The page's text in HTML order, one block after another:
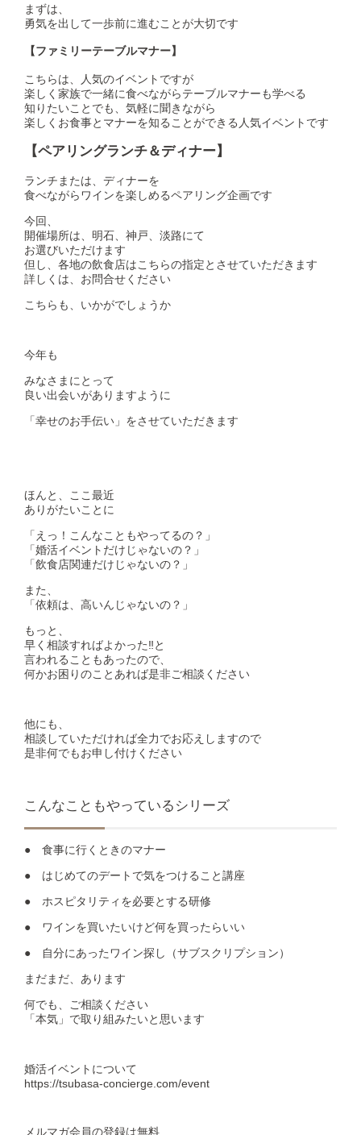
まずは、
勇気を出して一歩前に進むことが大切です
【ファミリーテーブルマナー】
こちらは、人気のイベントですが
楽しく家族で一緒に食べながらテーブルマナーも学べる
知りたいことでも、気軽に聞きながら
楽しくお食事とマナーを知ることができる人気イベントです
【ペアリングランチ＆ディナー】
ランチまたは、ディナーを
食べながらワインを楽しめるペアリング企画です
今回、
開催場所は、明石、神戸、淡路にて
お選びいただけます
但し、各地の飲食店はこちらの指定とさせていただきます
詳しくは、お問合せください
こちらも、いかがでしょうか
今年も
みなさまにとって
良い出会いがありますように
「幸せのお手伝い」をさせていただきます
ほんと、ここ最近
ありがたいことに
「えっ！こんなこともやってるの？」
「婚活イベントだけじゃないの？」
「飲食店関連だけじゃないの？」
また、
「依頼は、高いんじゃないの？」
もっと、
早く相談すればよかった‼と
言われることもあったので、
何かお困りのことあれば是非ご相談ください
他にも、
相談していただければ全力でお応えしますので
是非何でもお申し付けください
こんなこともやっているシリーズ
● 食事に行くときのマナー
● はじめてのデートで気をつけること講座
● ホスピタリティを必要とする研修
● ワインを買いたいけど何を買ったらいい
● 自分にあったワイン探し（サブスクリプション）
まだまだ、あります
何でも、ご相談ください
「本気」で取り組みたいと思います
婚活イベントについて
https://tsubasa-concierge.com/event
メルマガ会員の登録は無料